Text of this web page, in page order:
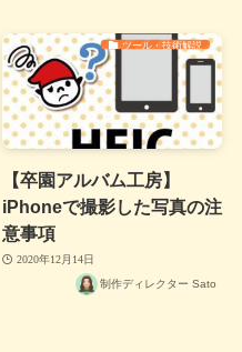
ツール・技術解説
【卒園アルバム工房】
iPhoneで撮影した写真の注
意事項
2020年12月14日
制作ディレクター Sato